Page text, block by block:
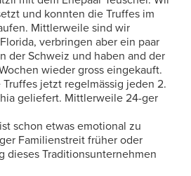
und konnten die Truffes im
Mittlerweile sind wir
verbringen aber ein paar
der Schweiz und haben and der
wieder gross eingekauft.
jetzt regelmässig jeden 2.
geliefert. Mittlerweile 24-ger
schon etwas emotional zu
Familienstreit früher oder
dieses Traditionsunternehmen